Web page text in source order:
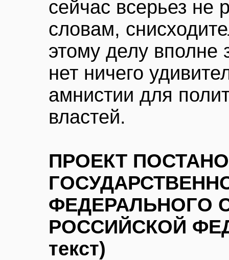
сейчас всерьез не
словам,
этому делу вполне
нет ничего
амнистии для
властей.
ПРОЕКТ
ФЕДЕРАЛЬНОГО
РОССИЙСКОЙ
текст)